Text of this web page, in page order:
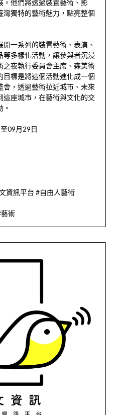
。他們將透過裝置藝術、影
獨特的藝術魅力，點亮整個
一系列的裝置藝術、表演、
多樣化活動，讓參與者沉浸
夜執行委員會主席、森美術
標是將這個活動進化成一個
會，透過藝術拉近城市、未來
座城市，在藝術與文化的交
09月29日
資訊平台 #自由人藝術
術